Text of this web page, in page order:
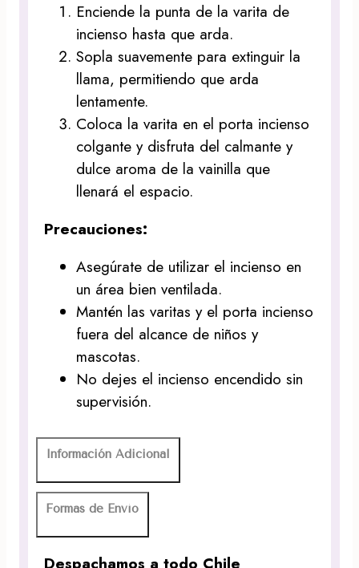
Enciende la punta de la varita de
incienso hasta que arda.
Sopla suavemente para extinguir la
llama, permitiendo que arda
lentamente.
Coloca la varita en el porta incienso
colgante y disfruta del calmante y
dulce aroma de la vainilla que
llenará el espacio.
Precauciones:
Asegúrate de utilizar el incienso en
un área bien ventilada.
Mantén las varitas y el porta incienso
fuera del alcance de niños y
mascotas.
No dejes el incienso encendido sin
supervisión.
Información Adicional
Formas de Envío
Despachamos a todo Chile